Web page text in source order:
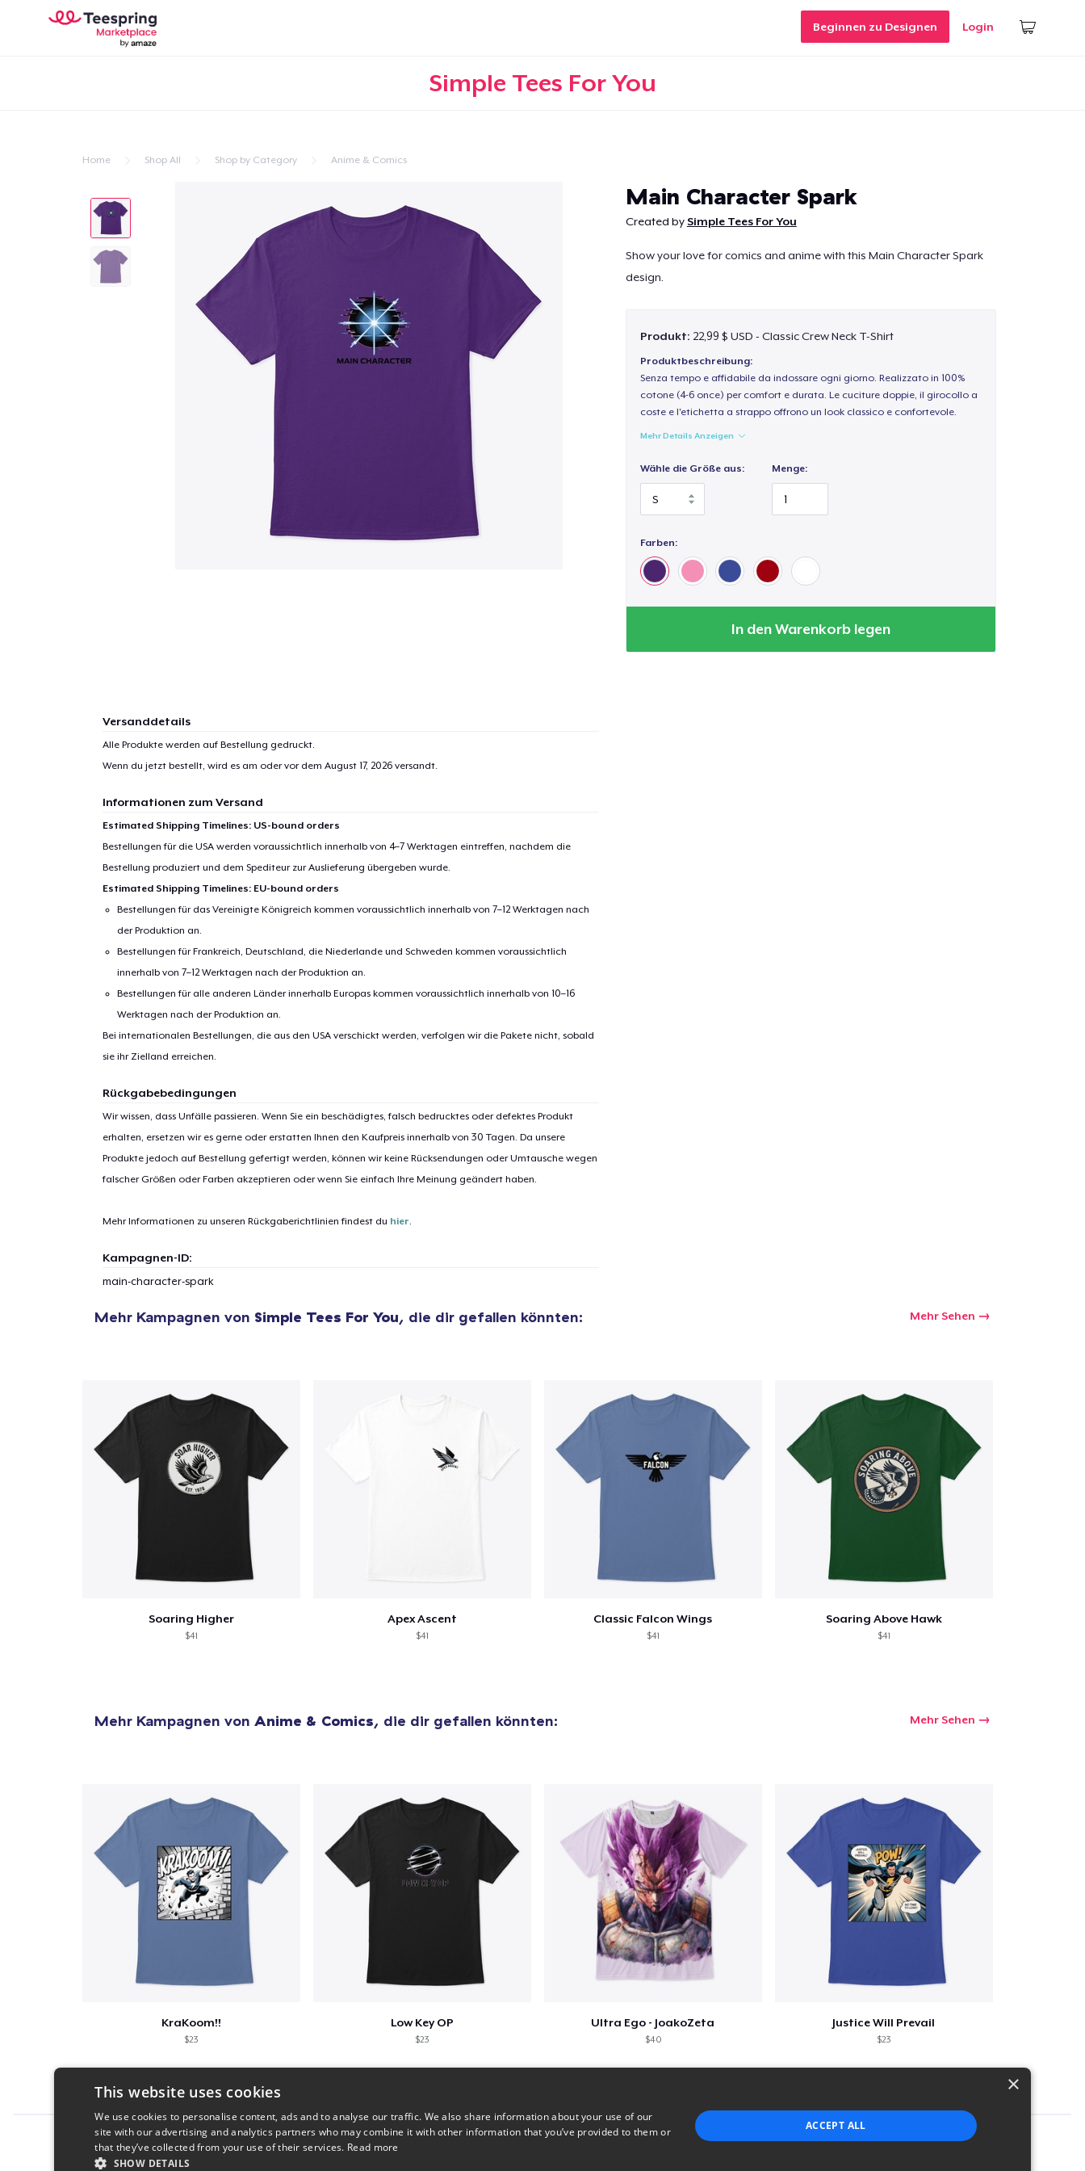
Beginnen zu Designen Login
Simple Tees For You
Home Shop All Shop by Category Anime & Comics
Main Character Spark
Created bySimple Tees For You
Show your love for comics and anime with this Main Character Spark
design.
Produkt: 22,99 $ USD - Classic Crew Neck T-Shirt
Produktbeschreibung:
Senza tempo e affidabile da indossare ogni giorno. Realizzato in 100%
cotone (4-6 once) per comfort e durata. Le cuciture doppie, il girocollo a
coste e l'etichetta a strappo offrono un look classico e confortevole.
Mehr Details Anzeigen
Wähle die Größe aus: Menge:
Farben:
In den Warenkorb legen
Versanddetails
Alle Produkte werden auf Bestellung gedruckt.
Wenn du jetzt bestellt, wird es am oder vor dem August 17, 2026versandt.
Informationen zum Versand
Estimated Shipping Timelines: US-bound orders
Bestellungen für die USA werden voraussichtlich innerhalb von 4–7 Werktagen eintreffen, nachdem die
Bestellung produziert und dem Spediteur zur Auslieferung übergeben wurde.
Estimated Shipping Timelines: EU-bound orders
Bestellungen für das Vereinigte Königreich kommen voraussichtlich innerhalb von 7–12 Werktagen nach
der Produktion an.
Bestellungen für Frankreich, Deutschland, die Niederlande und Schweden kommen voraussichtlich
innerhalb von 7–12 Werktagen nach der Produktion an.
Bestellungen für alle anderen Länder innerhalb Europas kommen voraussichtlich innerhalb von 10–16
Werktagen nach der Produktion an.
Bei internationalen Bestellungen, die aus den USA verschickt werden, verfolgen wir die Pakete nicht, sobald
sie ihr Zielland erreichen.
Rückgabebedingungen
Wir wissen, dass Unfälle passieren. Wenn Sie ein beschädigtes, falsch bedrucktes oder defektes Produkt
erhalten, ersetzen wir es gerne oder erstatten Ihnen den Kaufpreis innerhalb von 30 Tagen. Da unsere
Produkte jedoch auf Bestellung gefertigt werden, können wir keine Rücksendungen oder Umtausche wegen
falscher Größen oder Farben akzeptieren oder wenn Sie einfach Ihre Meinung geändert haben.
Mehr Informationen zu unseren Rückgaberichtlinien findest du hier.
Kampagnen-ID:
main-character-spark
Mehr Kampagnen von Simple Tees For You, die dir gefallen könnten: Mehr Sehen
Soaring Higher
$41
Apex Ascent
$41
Classic Falcon Wings
$41
Soaring Above Hawk
$41
Mehr Kampagnen von Anime & Comics, die dir gefallen könnten: Mehr Sehen
KraKoom!!
$23
Low Key OP
$23
Ultra Ego - JoakoZeta
$40
Justice Will Prevail
$23
Report this product
1Artikel wurde zum Einkaufswagen
×
This website uses cookies
We use cookies to personalise content, ads and to analyse our traffic. We also share information about your use of our
site with our advertising and analytics partners who may combine it with other information that you’ve provided to them or
that they’ve collected from your use of their services. Read more
SHOW DETAILS
ACCEPT ALL